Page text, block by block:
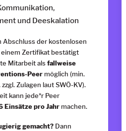
und Deeskalation
Abschluss der kostenlosen
Zertifikat bestätigt
Mitarbeit als fallweise
Peer möglich (min.
Zulagen laut SWÖ-KV).
kann jede*r Peer
Einsätze pro Jahr machen.
gemacht?Dann